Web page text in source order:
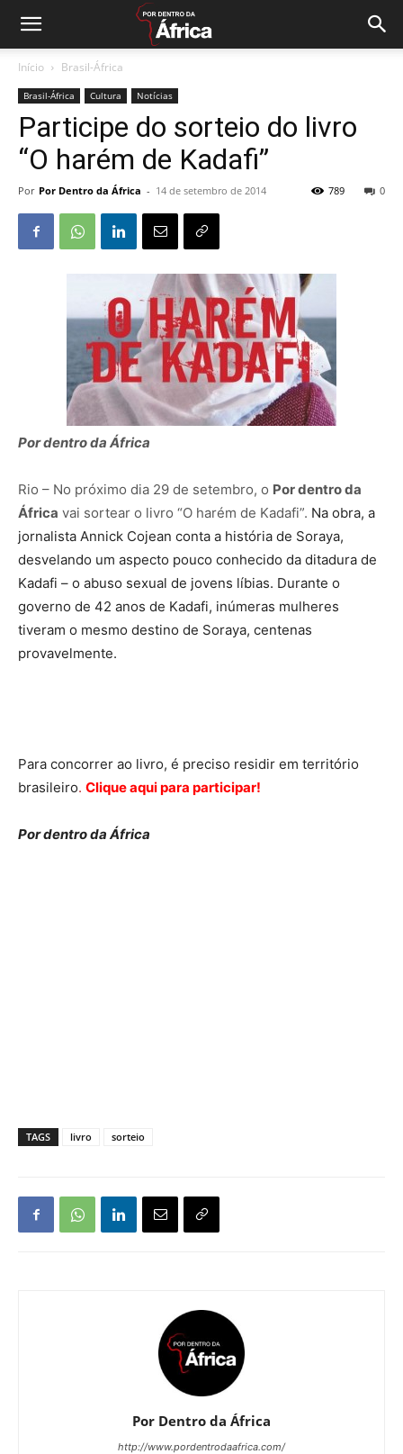
Início Brasil-África
Brasil-África Cultura Notícias
Participe do sorteio do livro
“O harém de Kadafi”
Por Por Dentro da África - 14 de setembro de 2014 0
789
Por dentro da África
Rio – No próximo dia 29 de setembro, o Por dentro da
África vai sortear o livro “O harém de Kadafi”. Na obra, a
jornalista Annick Cojean conta a história de Soraya,
desvelando um aspecto pouco conhecido da ditadura de
Kadafi – o abuso sexual de jovens líbias. Durante o
governo de 42 anos de Kadafi, inúmeras mulheres
tiveram o mesmo destino de Soraya, centenas
provavelmente.
Para concorrer ao livro, é preciso residir em território
brasileiro. Clique aqui para participar!
Por dentro da África
TAGS livro sorteio
Por Dentro da África
http://www.pordentrodaafrica.com/